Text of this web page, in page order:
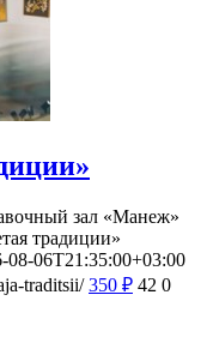
зал «Манеж»
традиции»
08-06T21:35:00+03:00
traditsii/ 350 ₽ 42 0